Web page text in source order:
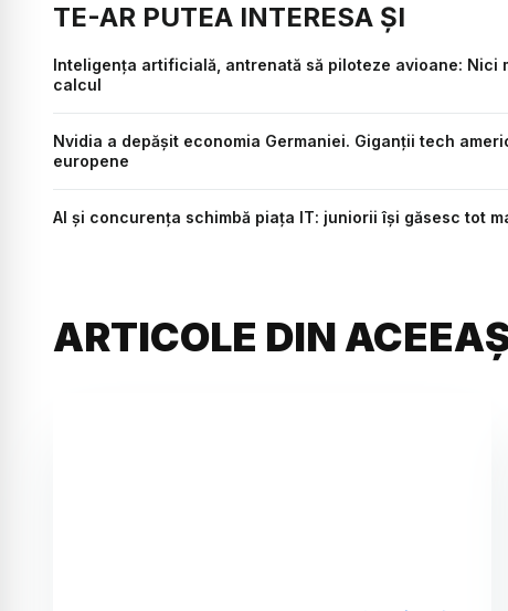
TE-AR PUTEA INTERESA ȘI
Inteligența artificială, antrenată să piloteze avioane:
calcul
Nvidia a depășit economia Germaniei. Giganții tech
europene
AI și concurența schimbă piața IT: juniorii își găsesc tot
ARTICOLE DIN